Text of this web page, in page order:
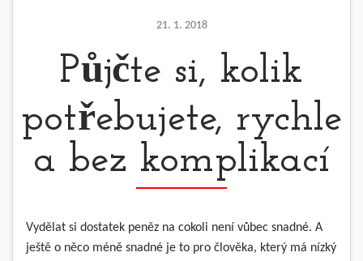
21. 1. 2018
Půjčte si, kolik
potřebujete, rychle
a bez komplikací
Vydělat si dostatek peněz na cokoli není vůbec snadné. A
ještě o něco méně snadné je to pro člověka, který má nízký